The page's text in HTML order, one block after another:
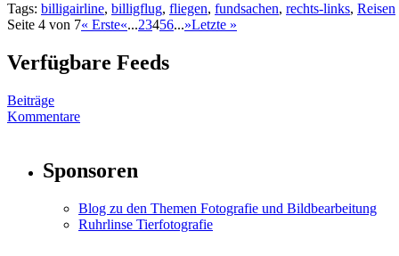
Tags: billigairline, billigflug, fliegen, fundsachen, rechts-links, Reisen
Seite 4 von 7« Erste«...23456...»Letzte »
Verfügbare Feeds
Beiträge
Kommentare
Sponsoren
Blog zu den Themen Fotografie und Bildbearbeitung
Ruhrlinse Tierfotografie